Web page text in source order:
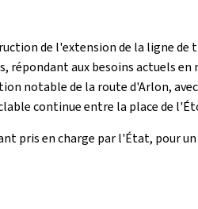
de l'extension de la ligne
aux besoins actuels
notable de la route d'Arlon,
continue entre la place de
pris en charge par l'État, pour